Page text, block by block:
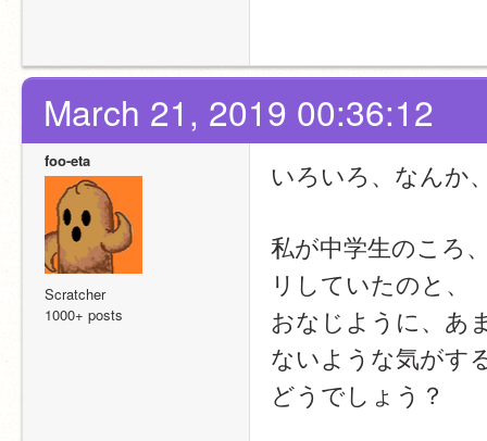
March 21, 2019 00:36:12
foo-eta
Scratcher
1000+ posts
いろいろ、なんか
私が中学生のころ
リしていたのと、
おなじように、あ
ないような気がす
どうでしょう？